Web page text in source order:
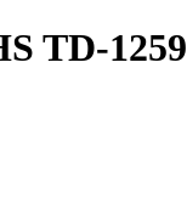
TD-1259